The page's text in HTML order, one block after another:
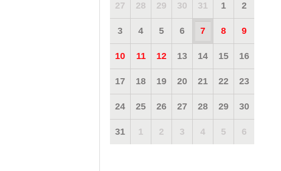
27 28 29 30 31 1 2
3 4 5 6 7 8 9
10 11 12 13 14 15 16
17 18 19 20 21 22 23
24 25 26 27 28 29 30
31 1 2 3 4 5 6